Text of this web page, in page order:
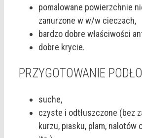
pomalowane powierzchnie
zanurzone w w/w cieczach,
bardzo dobre właściwości
dobre krycie.
PRZYGOTOWANIE
suche,
czyste i odtłuszczone (bez
kurzu, piasku, plam, nalotów